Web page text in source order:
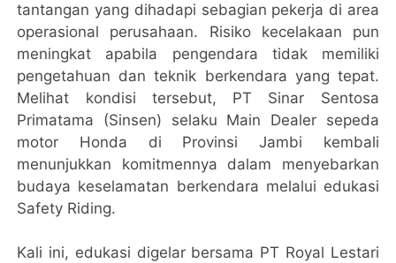
tantangan yang dihadapi sebagian pekerja di area
operasional perusahaan. Risiko kecelakaan pun
meningkat apabila pengendara tidak memiliki
pengetahuan dan teknik berkendara yang tepat.
Melihat kondisi tersebut, PT Sinar Sentosa
Primatama (Sinsen) selaku Main Dealer sepeda
motor Honda di Provinsi Jambi kembali
menunjukkan komitmennya dalam menyebarkan
budaya keselamatan berkendara melalui edukasi
Safety Riding.
Kali ini, edukasi digelar bersama PT Royal Lestari